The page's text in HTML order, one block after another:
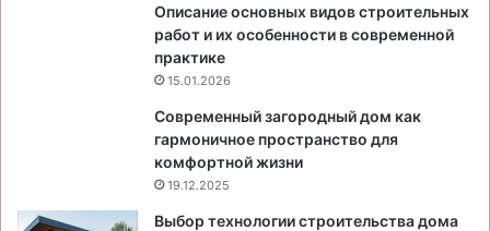
Описание основных видов строительных
работ и их особенности в современной
практике
15.01.2026
Современный загородный дом как
гармоничное пространство для
комфортной жизни
19.12.2025
Выбор технологии строительства дома